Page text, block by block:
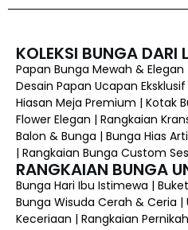
KOLEKSI BUNGA DARI
Papan Bunga Mewah &
Desain Papan Ucapan
Hiasan Meja Premium | Kotak
Flower Elegan | Rangkaian
Balon & Bunga | Bunga Hias
| Rangkaian Bunga Custom
RANGKAIAN BUNGA
Bunga Hari Ibu Istimewa |
Bunga Wisuda Cerah & Ceria
Keceriaan | Rangkaian